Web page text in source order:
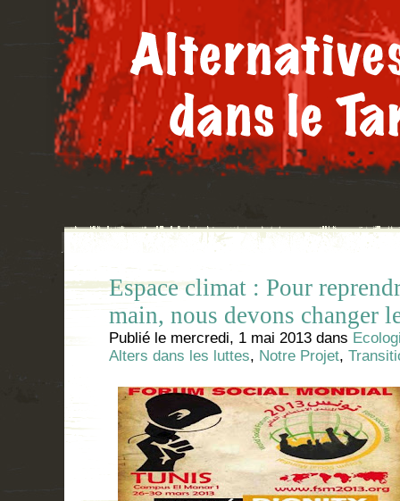
Espace climat : Pour
main, nous devons changer
Publié le mercredi, 1 mai 2013 dans
Alters dans les luttes, Notre Projet,